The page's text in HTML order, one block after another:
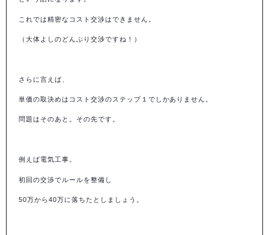
これでは精密なコスト交渉はできません。
（大体よしのどんぶり交渉ですね！）
さらに言えば、
単価の取決めはコスト交渉のステップ１でしかありません。
問題はそのあと。その先です。
例えば電気工事。
初回の交渉でルールを整備し
50万から40万に落ちたとしましょう。